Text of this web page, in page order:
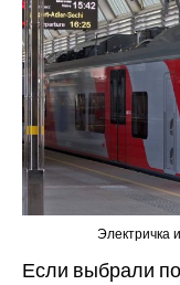
Электричка
Если выбрали